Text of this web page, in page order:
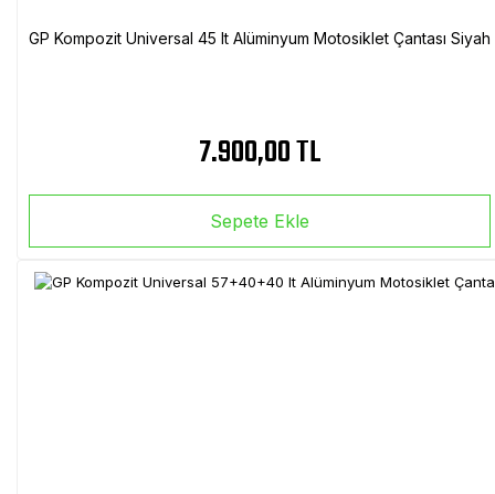
GP Kompozit Universal 45 lt Alüminyum Motosiklet Çantası Siyah
7.900,00 TL
Sepete Ekle